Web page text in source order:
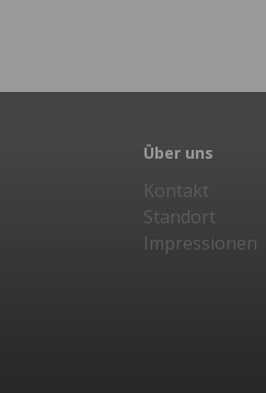
Über uns
Kontakt
Standort
Impressionen